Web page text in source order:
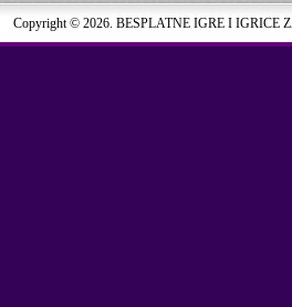
Copyright © 2026. BESPLATNE IGRE I IGRICE